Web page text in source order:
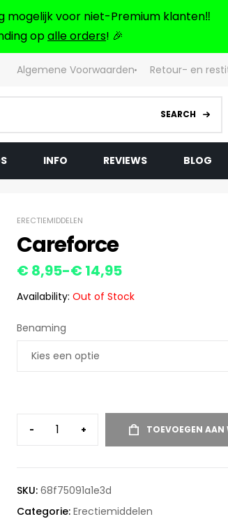
mogelijk voor niet-Premium klanten‼️
opalle orders! 🎉
Algemene Voorwaarden Retour- en
SEARCH
INFO REVIEWS BLOG
ERECTIEMIDDELEN
Careforce
€ 8,95-€ 14,95
Availability: Out of Stock
Benaming
- + TOEVOEGEN AAN
SKU: 68f75091a1e3d
Categorie: Erectiemiddelen